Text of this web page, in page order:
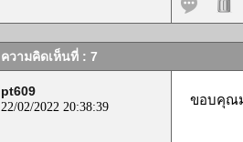
ความคิดเห็นที่ : 7
pt609
22/02/2022 20:38:39 ขอบคุณม